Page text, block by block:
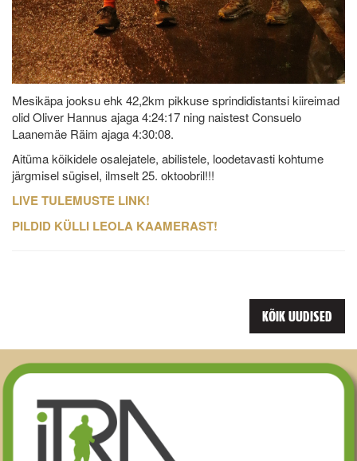
Mesikäpa jooksu ehk 42,2km pikkuse sprindidistantsi kiireimad
olid Oliver Hannus ajaga 4:24:17 ning naistest Consuelo
Laanemäe Räim ajaga 4:30:08.
Aitüma kõikidele osalejatele, abilistele, loodetavasti kohtume
järgmisel sügisel, ilmselt 25. oktoobril!!!
LIVE TULEMUSTE LINK!
PILDID KÜLLI LEOLA KAAMERAST!
KÕIK UUDISED